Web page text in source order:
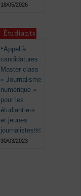
18/05/2026
Étudiants
Appel à
candidatures :
Master class
« Journalisme
numérique »
pour les
étudiant·e·s
et jeunes
journalistes￼
30/03/2023